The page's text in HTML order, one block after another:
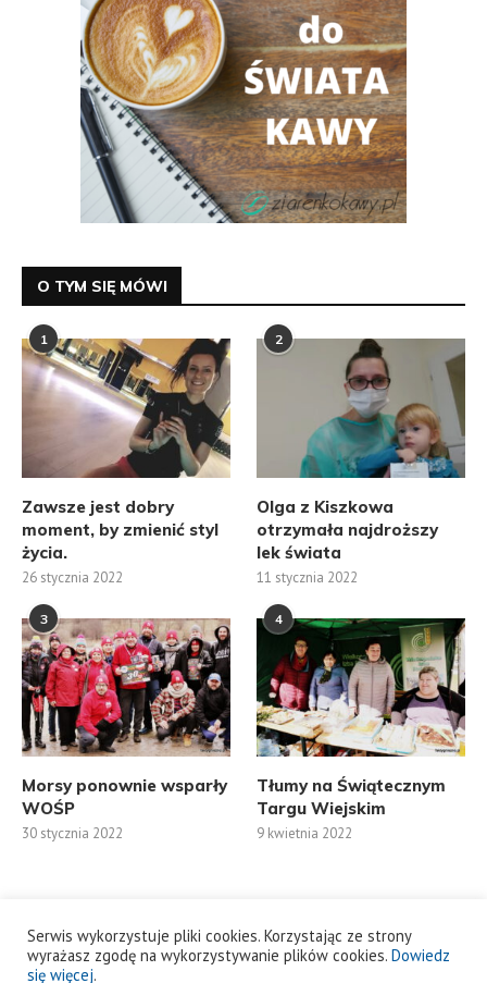
O TYM SIĘ MÓWI
1
Zawsze jest dobry
moment, by zmienić styl
życia.
26 stycznia 2022
2
Olga z Kiszkowa
otrzymała najdroższy
lek świata
11 stycznia 2022
3
Morsy ponownie wsparły
WOŚP
30 stycznia 2022
4
Tłumy na Świątecznym
Targu Wiejskim
9 kwietnia 2022
Serwis wykorzystuje pliki cookies. Korzystając ze strony
wyrażasz zgodę na wykorzystywanie plików cookies. Dowiedz
się więcej.